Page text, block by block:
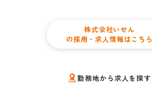
株式会社いせん
の採用・求人情報はこちら
勤務地から求人を探す